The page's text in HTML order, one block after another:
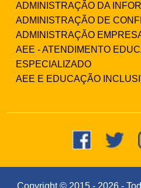
ADMINISTRAÇÃO DA
ADMINISTRAÇÃO DE
ADMINISTRAÇÃO
AEE - ATENDIMENTO
ESPECIALIZADO
AEE E EDUCAÇÃO